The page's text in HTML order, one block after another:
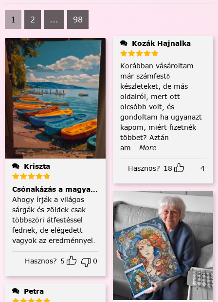
1 2 ... 98
Kriszta
Csónakázás a magyar tengeren
Ahogy írják a világos
sárgák és zöldek csak
többszöri átfestéssel
fednek, de elégedett
vagyok az eredménnyel.
Hasznos? 5 0
Petra
Kozák Hajnalka
Korábban vásároltam
már számfestő
készleteket, de más
oldalról, mert ott
olcsóbb volt, és
gondoltam ha ugyanazt
kapom, miért fizetnék
többet? Aztán
am ...More
Hasznos? 18 4